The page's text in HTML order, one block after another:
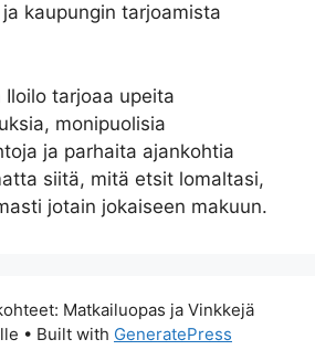
kaupungin tarjoamista
Iloilo tarjoaa upeita
monipuolisia
ja parhaita ajankohtia
siitä, mitä etsit lomaltasi,
jotain jokaiseen makuun.
Matkailuopas ja Vinkkejä
• Built with GeneratePress